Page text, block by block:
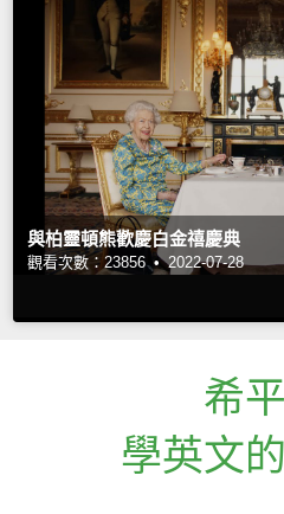
與柏靈頓熊歡慶白金禧慶典
觀看次數：23856 • 2022-07-28
希
學英文